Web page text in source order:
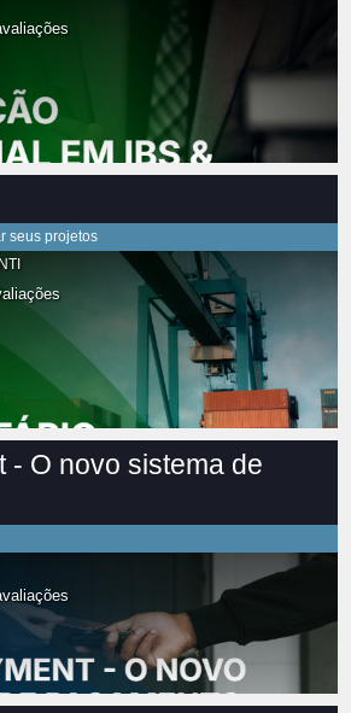
seus projetos
- O novo sistema de